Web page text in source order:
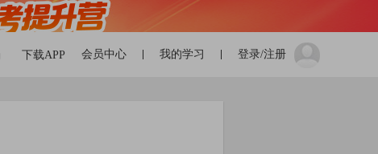
下载APP 登录/注册
我的学习
会员中心